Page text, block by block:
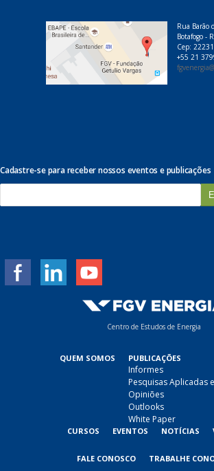
Rua Barão
Botafogo -
Cep:
+55 21
Cadastre-se para receber nossos eventos e publicações
m
Centro de Estudos de Energia
QUEM SOMOS PUBLICAÇÕES
Informes
Pesquisas Aplicadas
Opiniões
Outlooks
White Paper
CURSOS EVENTOS NOTÍCIAS
FALE CONOSCO TRABALHE